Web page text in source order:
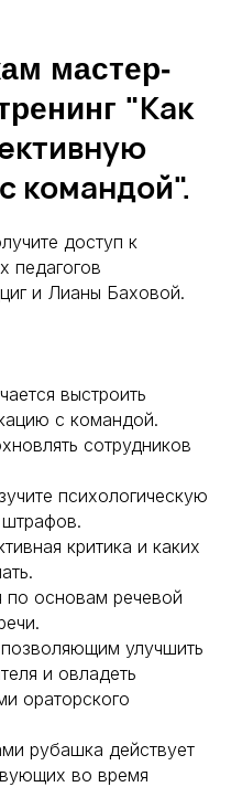
мастер-
"Как
командой".
доступ к
педагогов
и Лианы Баховой.
выстроить
с командой.
сотрудников
психологическую
критика и каких
по основам речевой
улучшить
и овладеть
ораторского
рубашка действует
во время